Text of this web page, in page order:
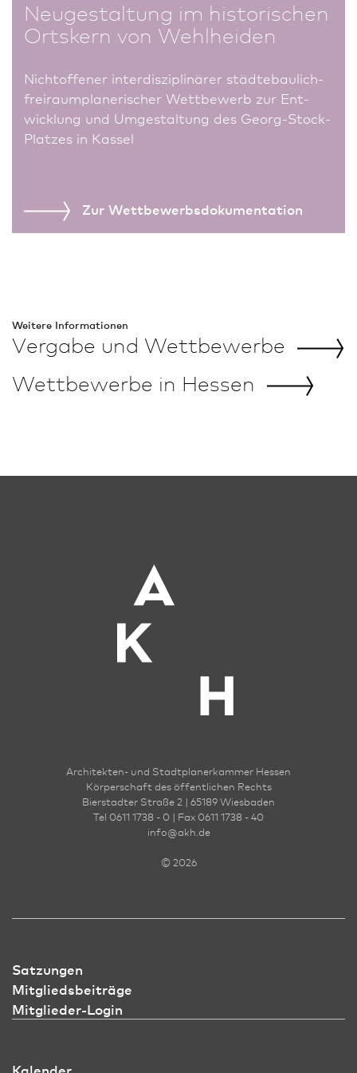
Neu­ge­staltung im historischen
Ortskern von Wehlheiden
Nichtoffener interdisziplinärer städtebaulich-
freiraumplanerischer Wettbewerb zur Ent­
wick­lung und Umgestaltung des Georg-Stock-
Platzes in Kassel
Zur Wettbewerbs­dokumentation
Weitere In­for­ma­tio­nen
Vergabe und Wettbewerbe
Wettbewerbe in Hessen
Architekten- und Stadt­planer­kammer Hessen
Körperschaft des öffentlichen Rechts
Bierstadter Straße 2 | 65189 Wies­ba­den
Tel 0611 1738 - 0 | Fax 0611 1738 - 40
info@akh.de
© 2026
Satzungen
Mitgliedsbeiträge
Mitglieder-Login